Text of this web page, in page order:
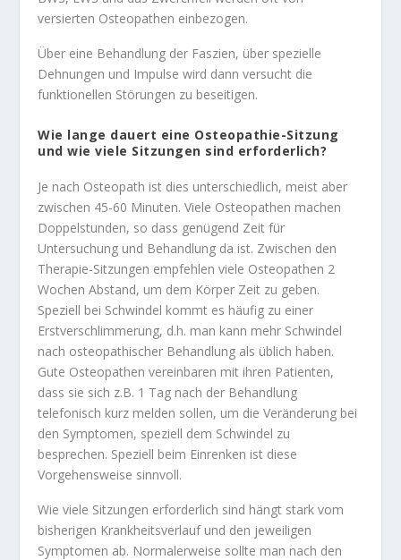
versierten Osteopathen einbezogen.
Über eine Behandlung der Faszien, über spezielle
Dehnungen und Impulse wird dann versucht die
funktionellen Störungen zu beseitigen.
Wie lange dauert eine Osteopathie-Sitzung
und wie viele Sitzungen sind erforderlich?
Je nach Osteopath ist dies unterschiedlich, meist aber
zwischen 45-60 Minuten. Viele Osteopathen machen
Doppelstunden, so dass genügend Zeit für
Untersuchung und Behandlung da ist. Zwischen den
Therapie-Sitzungen empfehlen viele Osteopathen 2
Wochen Abstand, um dem Körper Zeit zu geben.
Speziell bei Schwindel kommt es häufig zu einer
Erstverschlimmerung, d.h. man kann mehr Schwindel
nach osteopathischer Behandlung als üblich haben.
Gute Osteopathen vereinbaren mit ihren Patienten,
dass sie sich z.B. 1 Tag nach der Behandlung
telefonisch kurz melden sollen, um die Veränderung bei
den Symptomen, speziell dem Schwindel zu
besprechen. Speziell beim Einrenken ist diese
Vorgehensweise sinnvoll.
Wie viele Sitzungen erforderlich sind hängt stark vom
bisherigen Krankheitsverlauf und den jeweiligen
Symptomen ab. Normalerweise sollte man nach den